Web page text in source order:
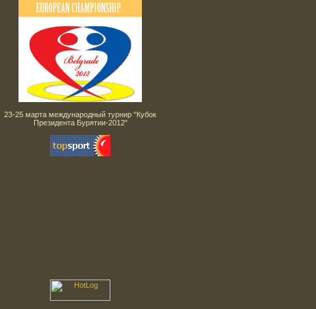
23-25 марта международный турнир "Кубок
Президента Бурятии-2012"